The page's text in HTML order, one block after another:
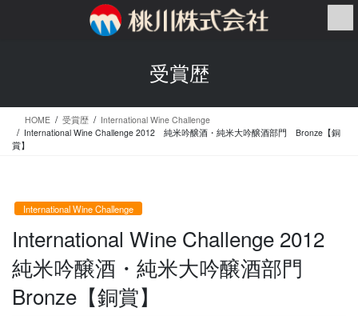
ス
ン
受賞歴
HOME 受賞歴
International Wine Challenge
International Wine Challenge 2012 純米吟醸酒・純米大吟醸酒部門 Bronze【銅
賞】
International Wine Challenge
International Wine Challenge 2012
純米吟醸酒・純米大吟醸酒部門
Bronze【銅賞】